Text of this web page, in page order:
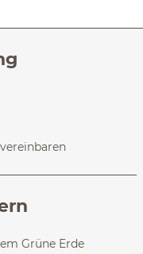
Grüne Erde